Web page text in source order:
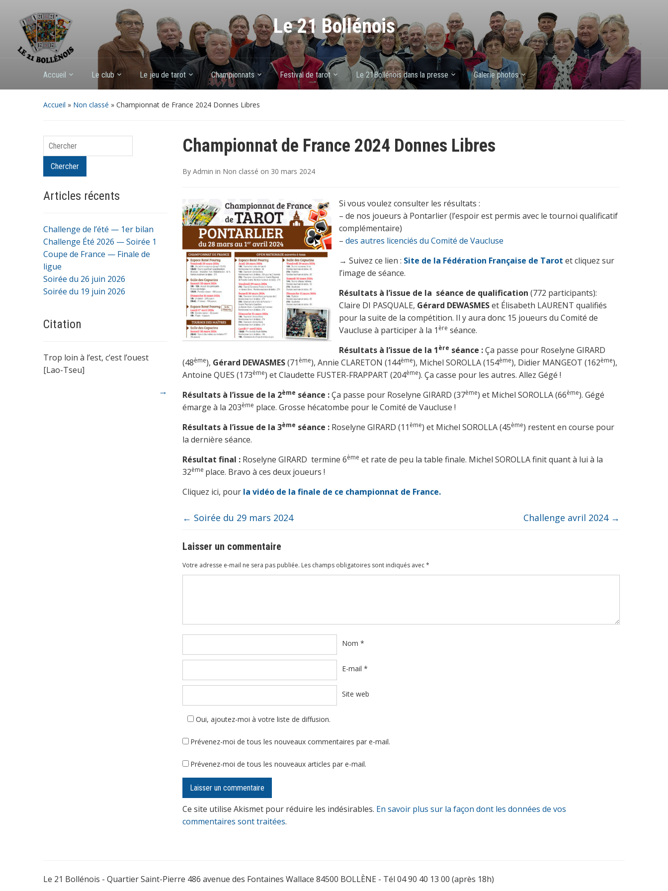
Le 21 Bollénois
Accueil Le club Le jeu de tarot Championnats Festival de tarot Le 21Bollénois dans la presse Galerie photos
Accueil » Non classé » Championnat de France 2024 Donnes Libres
Chercher
Chercher
Articles récents
Challenge de l’été — 1er bilan
Challenge Été 2026 — Soirée 1
Coupe de France — Finale de
ligue
Soirée du 26 juin 2026
Soirée du 19 juin 2026
Citation
Trop loin à l’est, c’est l’ouest
[Lao-Tseu]
→
Championnat de France 2024 Donnes Libres
By Admin in Non classé on 30 mars 2024
Si vous voulez consulter les résultats :
– de nos joueurs à Pontarlier (l’espoir est permis avec le tournoi qualificatif
complémentaire)
– des autres licenciés du Comité de Vaucluse
→ Suivez ce lien : Site de la Fédération Française de Tarot et cliquez sur
l’image de séance.
Résultats à l’issue de la séance de qualification (772 participants):
Claire DI PASQUALE, Gérard DEWASMESet Élisabeth LAURENT qualifiés
pour la suite de la compétition. Il y aura donc 15 joueurs du Comité de
Vaucluse à participer à la 1 ère séance.
Résultats à l’issue de la 1ère séance :Ça passe pour Roselyne GIRARD
(48ème), Gérard DEWASMES(71 ème), Annie CLARETON (144ème), Michel SOROLLA (154ème), Didier MANGEOT (162ème),
Antoine QUES (173ème) et Claudette FUSTER-FRAPPART (204ème). Ça casse pour les autres. Allez Gégé !
Résultats à l’issue de la 2ème séance :Ça passe pour Roselyne GIRARD (37ème) et Michel SOROLLA (66ème). Gégé
émarge à la 203ème place. Grosse hécatombe pour le Comité de Vaucluse !
Résultats à l’issue de la 3ème séance : Roselyne GIRARD (11 ème) et Michel SOROLLA (45ème) restent en course pour
la dernière séance.
Résultat final : Roselyne GIRARD termine 6ème et rate de peu la table finale. Michel SOROLLA finit quant à lui à la
32ème place. Bravo à ces deux joueurs !
Cliquez ici, pour la vidéo de la finale de ce championnat de France.
← Soirée du 29 mars 2024 Challenge avril 2024 →
Laisser un commentaire
Votre adresse e-mail ne sera pas publiée. Les champs obligatoires sont indiqués avec*
Nom *
E-mail *
Site web
Oui, ajoutez-moi à votre liste de diffusion.
Prévenez-moi de tous les nouveaux commentaires par e-mail.
Prévenez-moi de tous les nouveaux articles par e-mail.
Ce site utilise Akismet pour réduire les indésirables. En savoir plus sur la façon dont les données de vos
commentaires sont traitées.
Le 21 Bollénois - Quartier Saint-Pierre 486 avenue des Fontaines Wallace 84500 BOLLÈNE - Tél 04 90 40 13 00 (après 18h)